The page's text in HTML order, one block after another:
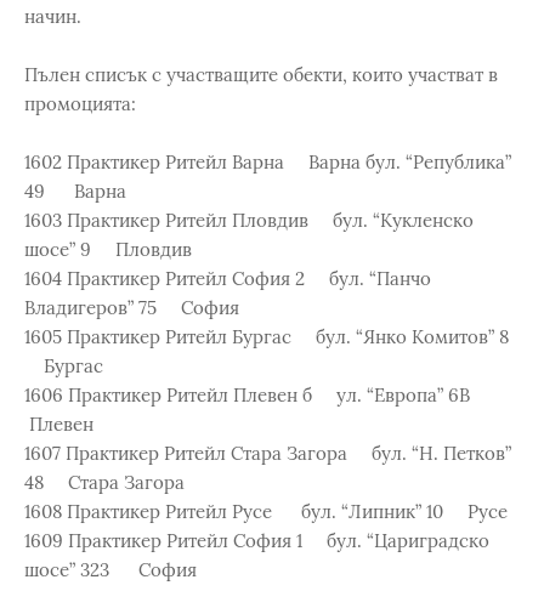
начин.
Пълен списък с участващите обекти, които участват в
промоцията:
1602 Практикер Ритейл Варна Варна бул. “Република”
49 Варна
1603 Практикер Ритейл Пловдив бул. “Кукленско
шосе” 9 Пловдив
1604 Практикер Ритейл София 2 бул. “Панчо
Владигеров” 75 София
1605 Практикер Ритейл Бургас бул. “Янко Комитов” 8
Бургас
1606 Практикер Ритейл Плевен б ул. “Европа” 6В
Плевен
1607 Практикер Ритейл Стара Загора бул. “Н. Петков”
48 Стара Загора
1608 Практикер Ритейл Русе бул. “Липник” 10 Русе
1609 Практикер Ритейл София 1 бул. “Цариградско
шосе” 323 София